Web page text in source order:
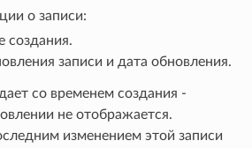
о записи:
создания.
записи и дата обновления.
со временем создания -
не отображается.
изменением этой записи